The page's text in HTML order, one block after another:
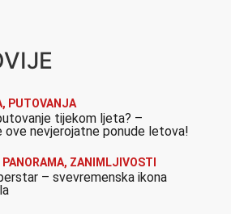
, PUTOVANJA
tijekom ljeta? –
ove nevjerojatne ponude letova!
PANORAMA, ZANIMLJIVOSTI
– svevremenska ikona